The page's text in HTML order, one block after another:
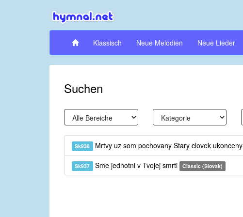
Klassisch Neue Melodien Neue Lieder
Suchen
Sk938 Mrtvy uz som pochovany Stary clovek ukonceny
Sk937 Sme jednotni v Tvojej smrti Classic (Slovak)